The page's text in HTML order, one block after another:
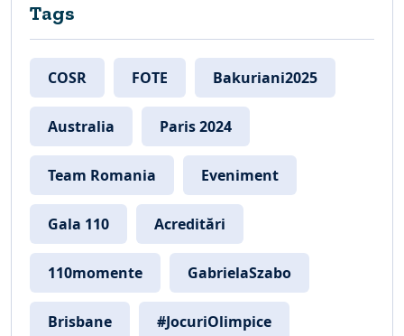
Tags
COSR FOTE Bakuriani2025
Australia Paris 2024
Team Romania Eveniment
Gala 110 Acreditări
110momente GabrielaSzabo
Brisbane #JocuriOlimpice